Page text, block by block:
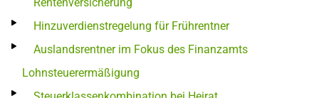
Rentenversicherung
Hinzuverdienstregelung für Frührentner
Auslandsrentner im Fokus des Finanzamts
Lohnsteuerermäßigung